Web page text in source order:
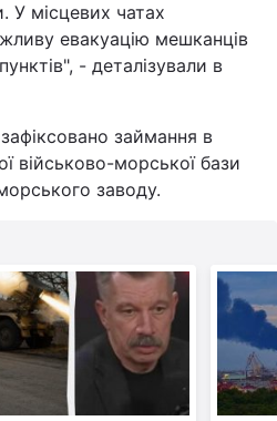
У місцевих чатах
евакуацію мешканців
- деталізували в
займання в
військово-морської бази
заводу.